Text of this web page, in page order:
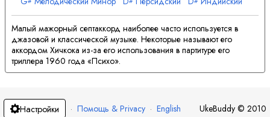
G Персидский G Еврейский
Малый мажорный септаккорд наиболее часто используется в
джазовой и классической музыке. Некоторые называют его
аккордом Хичкока из-за его использования в партитуре его
триллера 1960 года «Психо».
Настройки · Помощь & Privacy · English UkeBuddy © 2010